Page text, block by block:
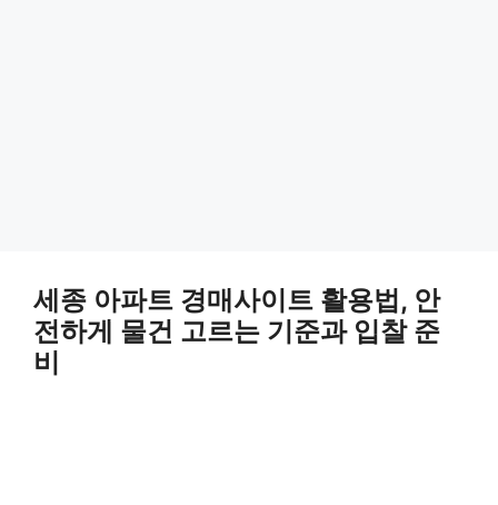
세종 아파트 경매사이트 활용법, 안
전하게 물건 고르는 기준과 입찰 준
비